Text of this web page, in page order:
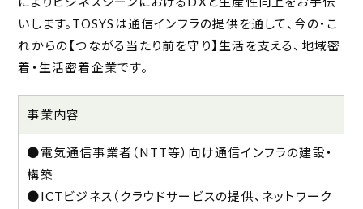
いします。TOSYSは通信インフラの提供を通して、今の・こ
れからの【つながる当たり前を守り】生活を支える、地域密
着・生活密着企業です。
事業内容
●電気通信事業者（NTT等）向け通信インフラの建設・
構築
●ICTビジネス（クラウドサービスの提供、ネットワーク